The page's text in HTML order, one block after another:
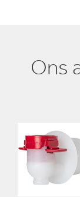
Dat succes is
Onze
tijdens het
houdbaarheid
openen.
Hij bewijs
Ons